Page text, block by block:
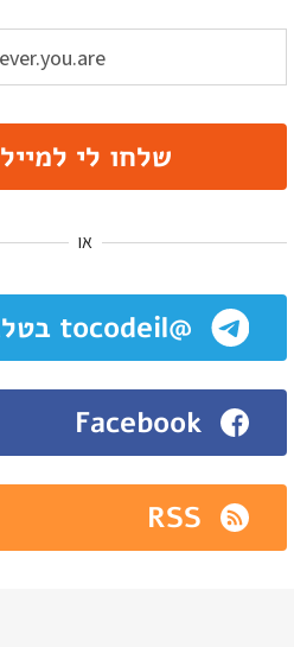
שלחו לי למייל
או
@tocodeil בטלגרם
Facebook
RSS